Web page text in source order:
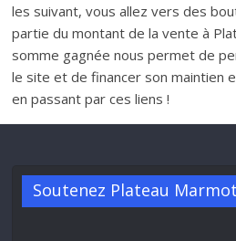
les suivant, vous allez vers des
partie du montant de la vente à
somme gagnée nous permet de
le site et de financer son maintien
en passant par ces liens !
Soutenez Plateau